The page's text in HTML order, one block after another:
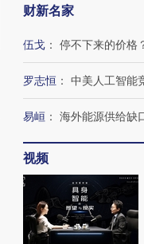
财新名家
伍戈 ： 停不下来的价格
罗志恒 ： 中美人工智能
易峘 ： 海外能源供给缺
视频